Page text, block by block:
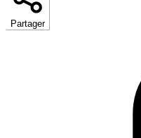
Partager